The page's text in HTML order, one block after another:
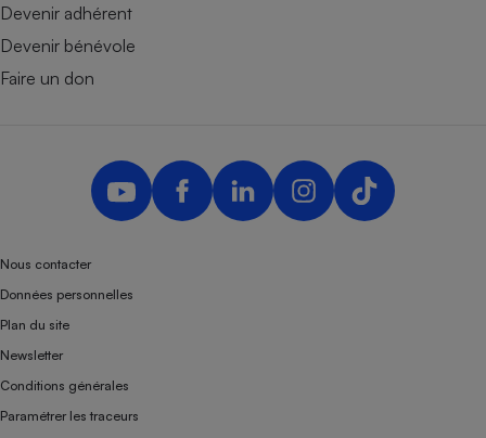
Devenir adhérent
Devenir bénévole
Faire un don
Nous contacter
Données personnelles
Plan du site
Newsletter
Conditions générales
Paramétrer les traceurs